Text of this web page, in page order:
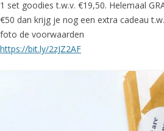
1 set goodies t.w.v. €19,50. Helemaal
€50 dan krijg je nog een extra cadeau
foto de voorwaarden
https://bit.ly/2zJZ2AF